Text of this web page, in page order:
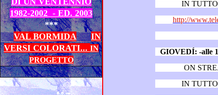
1982-2002 - ED. 2003
***
VAL BORMIDA
IN
VERSI COLORATI... IN
PROGETTO
IN
http://
GIOVEDÍ:
ON
IN